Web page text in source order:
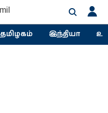
தமிழகம் இந்தியா